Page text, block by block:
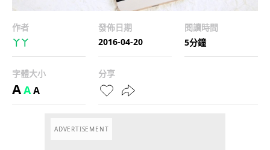
作者
丫丫
發佈日期
2016-04-20
閱讀時間
5分鐘
字體大小
AAA
分享
ADVERTISEMENT